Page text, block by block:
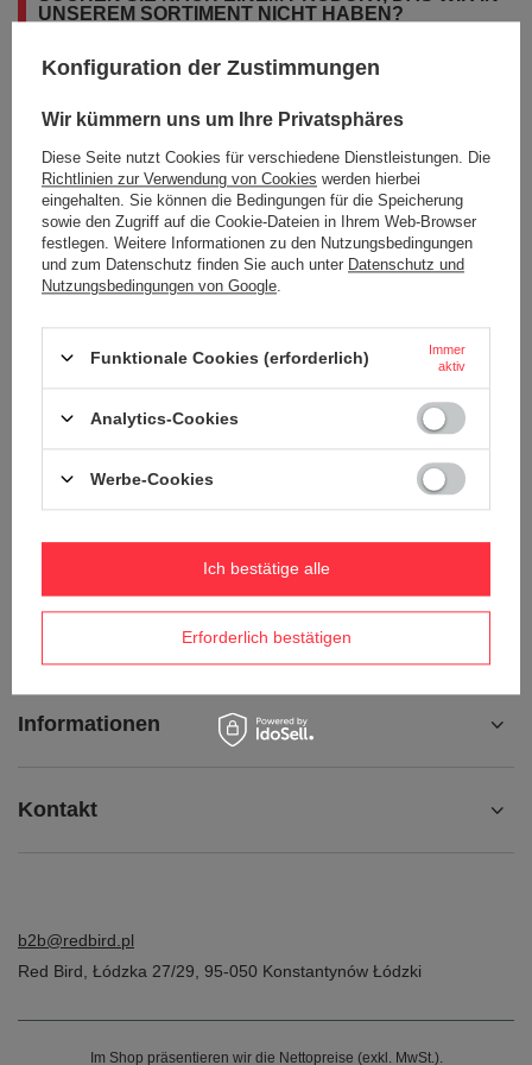
UNSEREM SORTIMENT NICHT HABEN?
Wenn Sie ein Produkt in unserem Angebot nicht gefunden haben und es
verwenden und uns eine Beschreibung des gesuchten Artikels
BESTELLUNGEN
Bestellungsstatus
Ich möchte die Ware reklamieren
Ich möchte vom Vertrag zurücktreten
Ich möchte die Ware umtauschen
Kontakt
Informationen
Kontakt
b2b@redbird.pl
Red Bird Łódzka 27/29 95-050 Konstantynów Łódzki
Im Shop präsentieren wir die Nettopreise (exkl. MwSt.).
Konfiguration der Zustimmungen
Wir kümmern uns um Ihre Privatsphäres
Diese Seite nutzt Cookies für verschiedene Dienstleistungen. Die
Richtlinien zur Verwendung von Cookies werden hierbei
eingehalten. Sie können die Bedingungen für die Speicherung
sowie den Zugriff auf die Cookie-Dateien in Ihrem Web-Browser
festlegen. Weitere Informationen zu den Nutzungsbedingungen
und zum Datenschutz finden Sie auch unter Datenschutz und
Nutzungsbedingungen von Google
Funktionale Cookies (erforderlich)
Immer
aktiv
Analytics-Cookies
Werbe-Cookies
Erforderlich bestätigen
Ich bestätige alle